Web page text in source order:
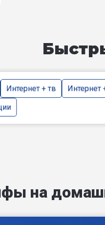
Интернет + тв Интернет
на